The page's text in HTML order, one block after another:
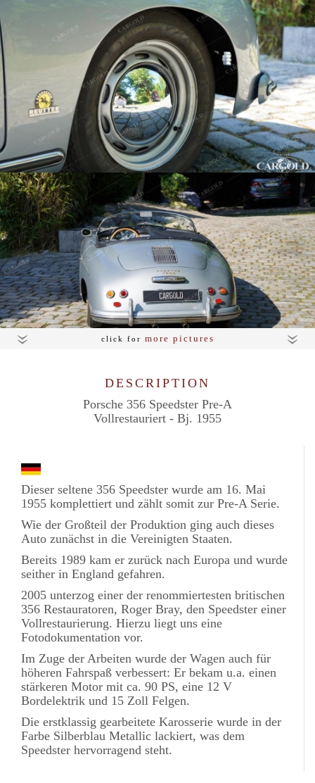
click for more pictures
DESCRIPTION
Porsche 356 Speedster Pre-A
Vollrestauriert - Bj. 1955
Dieser seltene 356 Speedster wurde am 16. Mai
1955 komplettiert und zählt somit zur Pre-A Serie.
Wie der Großteil der Produktion ging auch dieses
Auto zunächst in die Vereinigten Staaten.
Bereits 1989 kam er zurück nach Europa und wurde
seither in England gefahren.
2005 unterzog einer der renommiertesten britischen
356 Restauratoren, Roger Bray, den Speedster einer
Vollrestaurierung. Hierzu liegt uns eine
Fotodokumentation vor.
Im Zuge der Arbeiten wurde der Wagen auch für
höheren Fahrspaß verbessert: Er bekam u.a. einen
stärkeren Motor mit ca. 90 PS, eine 12 V
Bordelektrik und 15 Zoll Felgen.
Die erstklassig gearbeitete Karosserie wurde in der
Farbe Silberblau Metallic lackiert, was dem
Speedster hervorragend steht.